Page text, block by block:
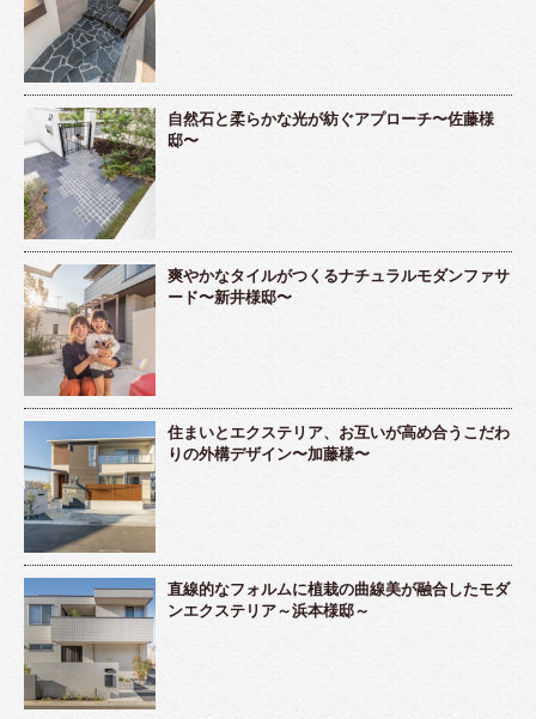
自然石と柔らかな光が紡ぐアプローチ〜佐藤様
邸〜
爽やかなタイルがつくるナチュラルモダンファサ
ード〜新井様邸〜
住まいとエクステリア、お互いが高め合うこだわ
りの外構デザイン〜加藤様〜
直線的なフォルムに植栽の曲線美が融合したモダ
ンエクステリア～浜本様邸～